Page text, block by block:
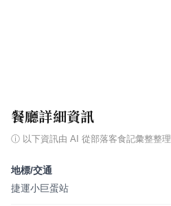
餐廳詳細資訊
ⓘ 以下資訊由 AI 從部落客食記彙整整理
地標/交通
捷運小巨蛋站